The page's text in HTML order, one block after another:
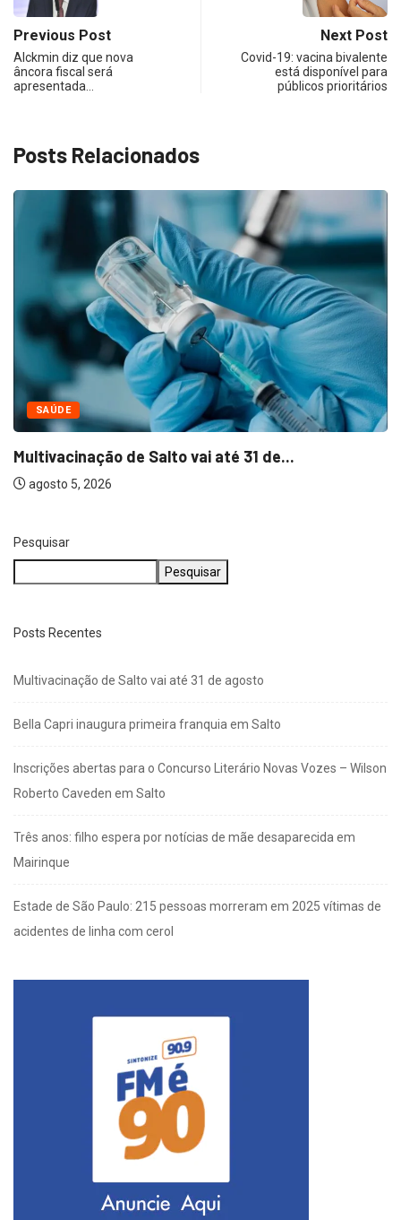
Previous Post
Alckmin diz que nova
âncora fiscal será
apresentada…
Next Post
Covid-19: vacina bivalente
está disponível para
públicos prioritários
Posts Relacionados
NEGÓCIOS
Bella Capri inaugura primeira franquia em Salto
Pesquisar
Pesquisar
Posts Recentes
Multivacinação de Salto vai até 31 de agosto
Bella Capri inaugura primeira franquia em Salto
Inscrições abertas para o Concurso Literário Novas Vozes – Wilson
Roberto Caveden em Salto
Três anos: filho espera por notícias de mãe desaparecida em
Mairinque
Estade de São Paulo: 215 pessoas morreram em 2025 vítimas de
acidentes de linha com cerol